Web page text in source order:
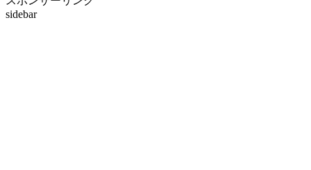
sidebar